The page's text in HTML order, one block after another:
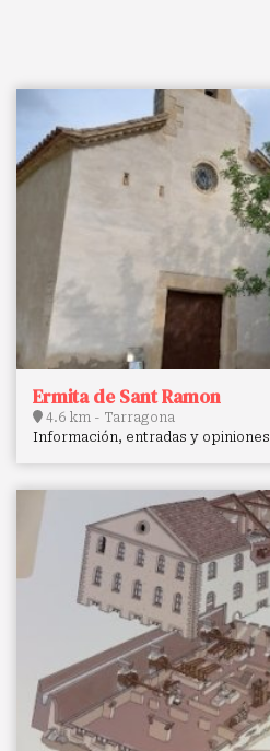
Ermita de Sant Ramon
4.6 km - Tarragona
Información, entradas y opiniones